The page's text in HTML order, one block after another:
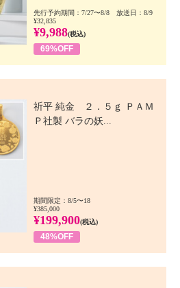
先行予約期間：7/27〜8/8 放送日：8/9
¥32,835
¥9,988(税込)
69%OFF
祈平 純金 ２．５ｇ ＰＡＭ
Ｐ社製 バラの妖...
期間限定：8/5〜18
¥385,000
¥199,900(税込)
48%OFF